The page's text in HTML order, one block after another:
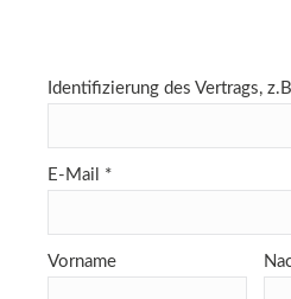
Identifizierung des Vertrags,
E-Mail *
E-
Vorname